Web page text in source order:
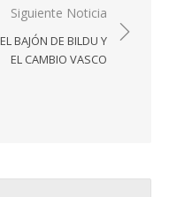
Siguiente Noticia
EL BAJÓN DE BILDU Y
EL CAMBIO VASCO